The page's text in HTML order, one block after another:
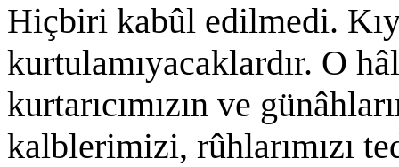
Hiçbiri kabûl edilmedi.
kurtulamıyacaklardır. O
kurtarıcımızın ve
kalblerimizi, rûhlarımızı